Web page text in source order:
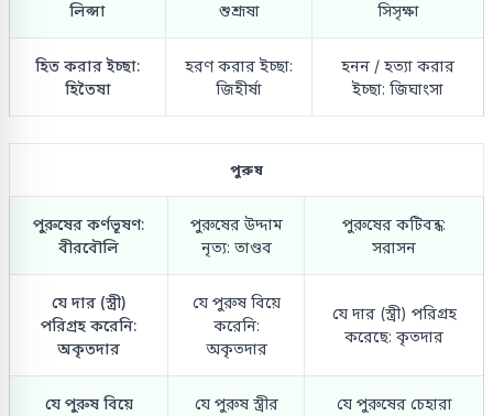
লিপ্সা
শুশ্রূষা
সিসৃক্ষা
হিত করার ইচ্ছা:
হিতৈষা
হরণ করার ইচ্ছা:
জিহীর্ষা
হনন / হত্যা করার
ইচ্ছা: জিঘাংসা
পুরুষ
পুরুষের কর্ণভূষণ:
বীরবৌলি
পুরুষের উদ্দাম
নৃত্য: তাণ্ডব
পুরুষের কটিবন্ধ:
সরাসন
যে দার (স্ত্রী)
পরিগ্রহ করেনি:
অকৃতদার
যে পুরুষ বিয়ে
করেনি:
অকৃতদার
যে দার (স্ত্রী) পরিগ্রহ
করেছে: কৃতদার
যে পুরুষ বিয়ে
যে পুরুষ স্ত্রীর
যে পুরুষের চেহারা